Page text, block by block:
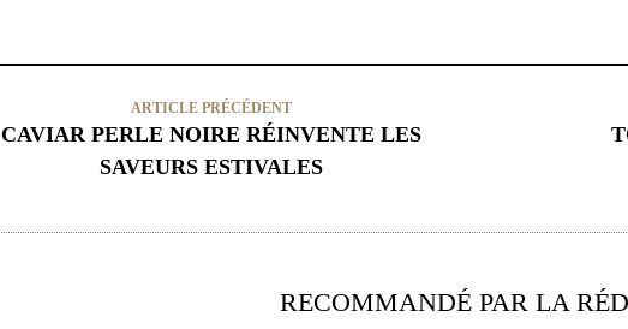
ARTICLE PRÉCÉDENT
CAVIAR PERLE NOIRE RÉINVENTE LES
SAVEURS ESTIVALES
RECOMMANDÉ PAR LA